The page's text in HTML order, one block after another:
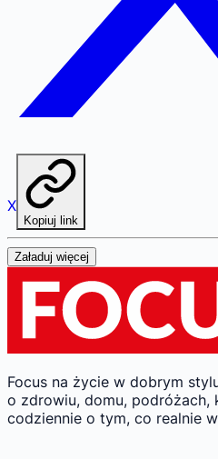
X
Kopiuj link
Załaduj więcej
Focus na życie w dobrym
o zdrowiu, domu, podróżach,
codziennie o tym, co realnie